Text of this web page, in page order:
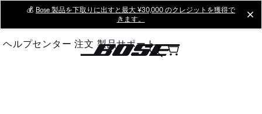
Main
💰 Bose 製品を下取りに出すと最大 ¥30,000 のクレジットを獲得で
きます。
ヘルプセンター 注文 製品サポート